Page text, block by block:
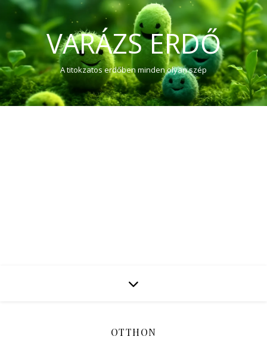
VARÁZS ERDŐ
A titokzatos erdőben minden olyan szép
OTTHON